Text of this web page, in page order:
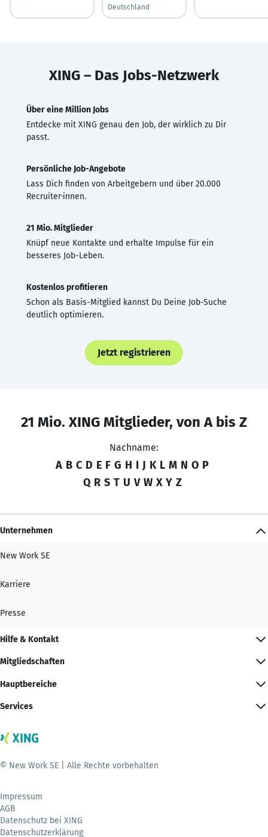
Deutschland
XING – Das Jobs-Netzwerk
Über eine Million Jobs
Entdecke mit XING genau den Job, der wirklich zu Dir
passt.
Persönliche Job-Angebote
Lass Dich finden von Arbeitgebern und über 20.000
Recruiter·innen.
21 Mio. Mitglieder
Knüpf neue Kontakte und erhalte Impulse für ein
besseres Job-Leben.
Kostenlos profitieren
Schon als Basis-Mitglied kannst Du Deine Job-Suche
deutlich optimieren.
Jetzt registrieren
21 Mio. XING Mitglieder, von A bis Z
Nachname:
A B C D E F G H I J K L M N O P
Q R S T U V W X Y Z
Unternehmen
New Work SE
Karriere
Presse
Hilfe & Kontakt
Mitgliedschaften
Hauptbereiche
Services
© New Work SE | Alle Rechte vorbehalten
Impressum
AGB
Datenschutz bei XING
Datenschutzerklärung